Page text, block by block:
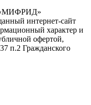
«МИФРИД»
интернет-сайт
характер и
офертой,
п.2 Гражданского